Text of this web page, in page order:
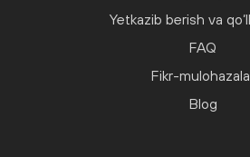
Yetkazib berish va
FAQ
Fikr-
Blog